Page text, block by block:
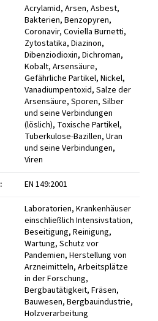
Acrylamid, Arsen, Asbest,
Bakterien, Benzopyren,
Coronavir, Coviella Burnetti,
Zytostatika, Diazinon,
Dibenziodioxin, Dichroman,
Kobalt, Arsensäure,
Gefährliche Partikel, Nickel,
Vanadiumpentoxid, Salze der
Arsensäure, Sporen, Silber
und seine Verbindungen
(löslich), Toxische Partikel,
Tuberkulose-Bazillen, Uran
und seine Verbindungen,
Viren
: EN 149:2001
Laboratorien, Krankenhäuser
einschließlich Intensivstation,
Beseitigung, Reinigung,
Wartung, Schutz vor
Pandemien, Herstellung von
Arzneimitteln, Arbeitsplätze
in der Forschung,
Bergbautätigkeit, Fräsen,
Bauwesen, Bergbauindustrie,
Holzverarbeitung